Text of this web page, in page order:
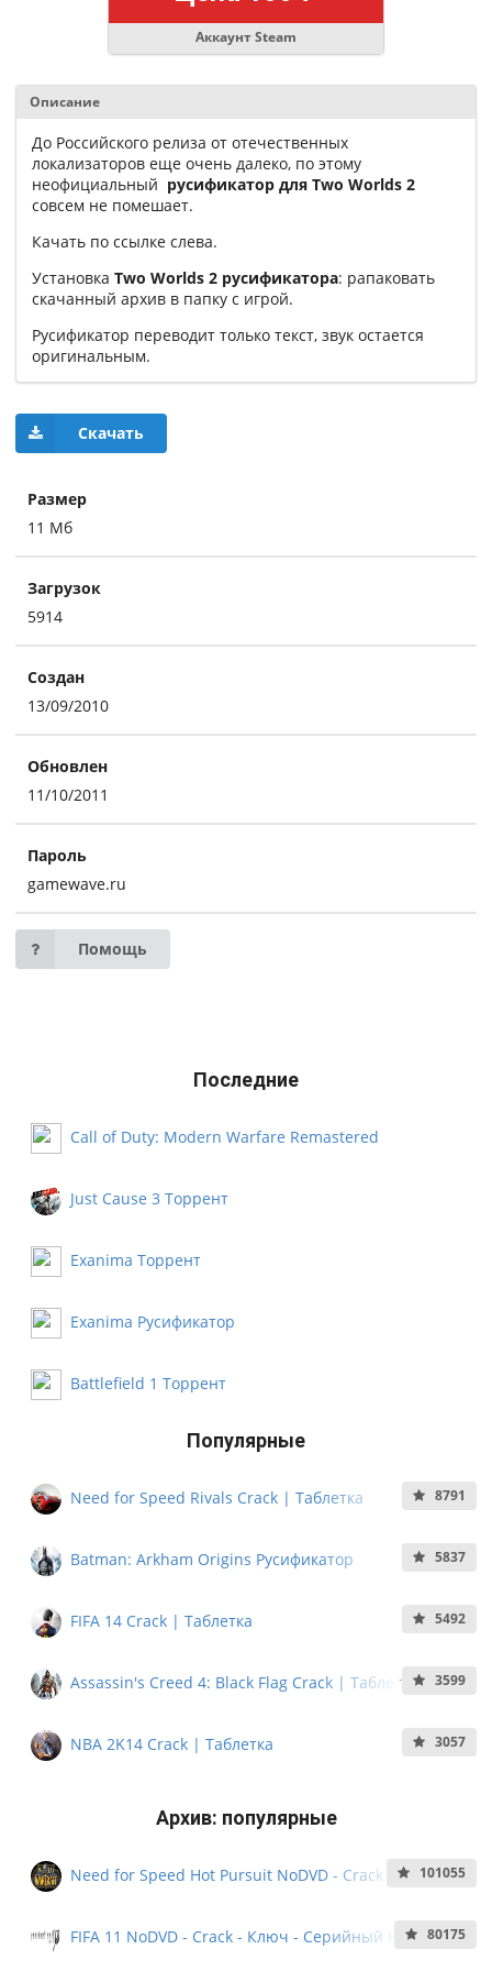
Аккаунт Steam
Описание
До Российского релиза от отечественных
локализаторов еще очень далеко, по этому
неофициальный русификатор для Two Worlds 2
совсем не помешает.
Качать по ссылке слева.
Установка Two Worlds 2 русификатора: рапаковать
скачанный архив в папку с игрой.
Русификатор переводит только текст, звук остается
оригинальным.
Скачать
Размер
11 Мб
Загрузок
5914
Создан
13/09/2010
Обновлен
11/10/2011
Пароль
gamewave.ru
Помощь
Последние
Call of Duty: Modern Warfare Remastered
Just Cause 3 Торрент
Exanima Торрент
Exanima Русификатор
Battlefield 1 Торрент
Популярные
Need for Speed Rivals Crack | Таблетка 8791
Batman: Arkham Origins Русификатор 5837
FIFA 14 Crack | Таблетка 5492
Assassin's Creed 4: Black Flag Crack | Таблетка 3599
NBA 2K14 Crack | Таблетка 3057
Архив: популярные
Need for Speed Hot Pursuit NoDVD - Crack - Ключ -
101055
FIFA 11 NoDVD - Crack - Ключ - Серийный Номер -80175